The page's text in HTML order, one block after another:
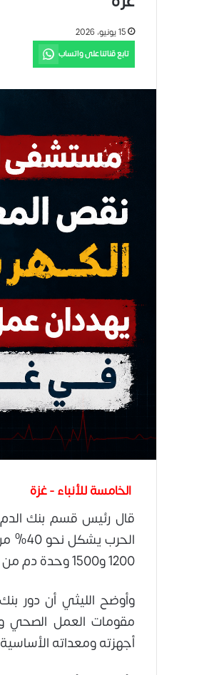
15 يونيو، 2026
تابع قناتنا على واتساب
الخامسة للأنباء - غزة
قال رئيس قسم بنك الدم
1200 و1500 وحدة دم من المتبرعين.
وأوضح الليثي أن دور
مقومات العمل الصحي
أجهزته ومعداته